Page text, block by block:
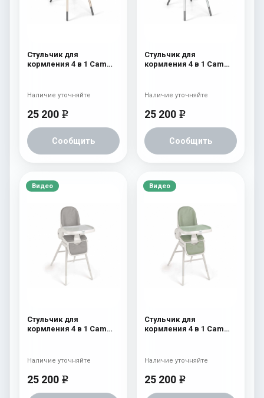
Стульчик для
кормления 4 в 1 Cam
25 200 e
Сообщить
Наличие уточняйте
Стульчик для
кормления 4 в 1 Cam
25 200 e
Сообщить
Наличие уточняйте
Видео
Стульчик для
кормления 4 в 1 Cam
25 200 e
Наличие уточняйте
Видео
Стульчик для
кормления 4 в 1 Cam
25 200 e
Наличие уточняйте